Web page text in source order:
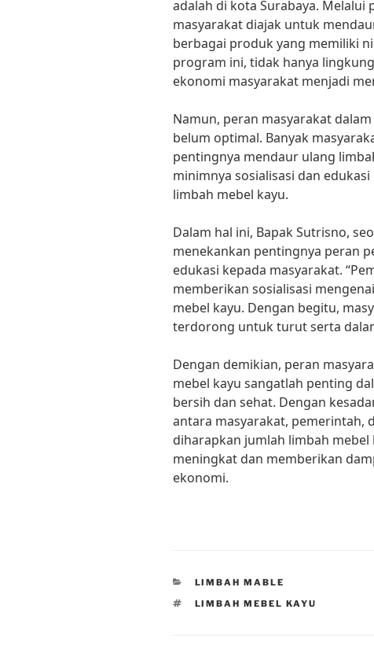
adalah di kota Surabaya. Melalui
masyarakat diajak untuk
berbagai produk yang memiliki
program ini, tidak hanya
ekonomi masyarakat menjadi
Namun, peran masyarakat
belum optimal. Banyak
pentingnya mendaur ulang
minimnya sosialisasi dan
limbah mebel kayu.
Dalam hal ini, Bapak Sutrisno,
menekankan pentingnya peran
edukasi kepada masyarakat.
memberikan sosialisasi
mebel kayu. Dengan begitu,
terdorong untuk turut serta
Dengan demikian, peran
mebel kayu sangatlah penting
bersih dan sehat. Dengan
antara masyarakat, pemerintah,
diharapkan jumlah limbah
meningkat dan memberikan
ekonomi.
CATEGORIES
LIMBAH MABLE
TAGS
LIMBAH MEBEL KAYU